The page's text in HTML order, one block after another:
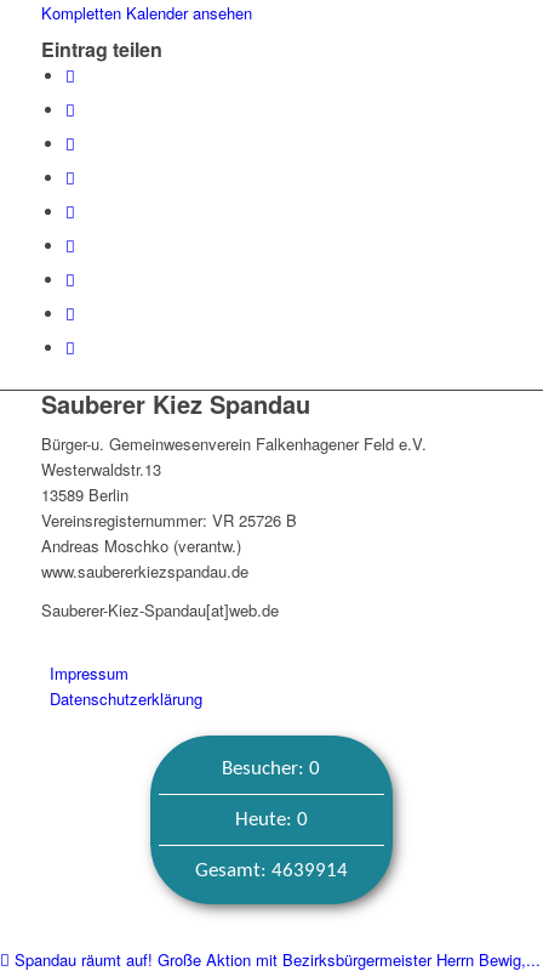
auf!
Bismarckstraße
54,
Kant-
Gymnasium
Kompletten Kalender ansehen
Eintrag teilen
Sauberer Kiez Spandau
Bürger-u. Gemeinwesenverein Falkenhagener Feld e.V.
Westerwaldstr.13
13589 Berlin
Vereinsregisternummer: VR 25726 B
Andreas Moschko (verantw.)
www.saubererkiezspandau.de
Sauberer-Kiez-Spandau[at]web.de
Impressum
Datenschutzerklärung
Besucher: 0
Heute: 0
Gesamt: 4639914
Spandau räumt auf! Große Aktion mit Bezirksbürgermeister Herrn Bewig,...